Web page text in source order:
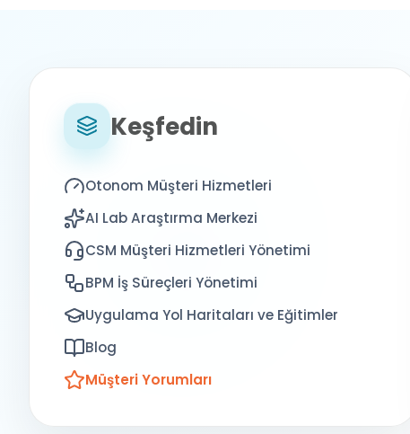
Keşfedin
Otonom Müşteri Hizmetleri
AI Lab Araştırma Merkezi
CSM Müşteri Hizmetleri Yönetimi
BPM İş Süreçleri Yönetimi
Uygulama Yol Haritaları ve Eğitimler
Blog
Müşteri Yorumları